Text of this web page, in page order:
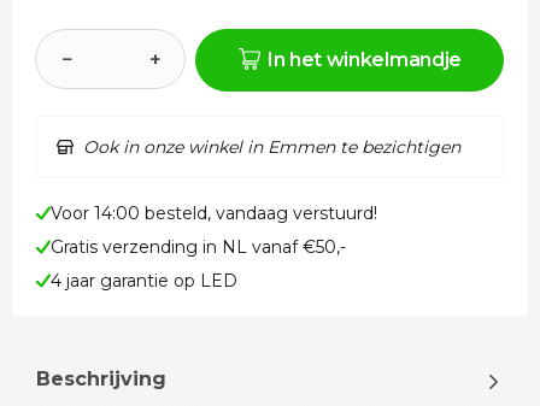
− + In het winkelmandje
Ook in onze winkel in Emmen te bezichtigen
Voor 14:00 besteld, vandaag verstuurd!
Gratis verzending in NL vanaf €50,-
4 jaar garantie op LED
Beschrijving